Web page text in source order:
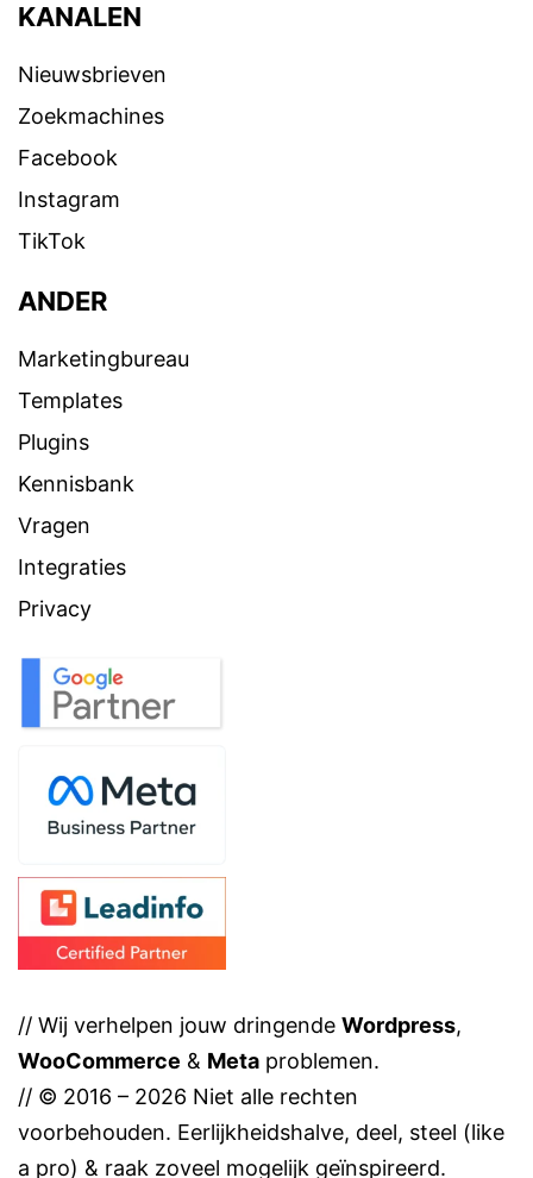
KANALEN
Nieuwsbrieven
Zoekmachines
Facebook
Instagram
TikTok
ANDER
Marketingbureau
Templates
Plugins
Kennisbank
Vragen
Integraties
Privacy
// Wij verhelpen jouw dringende Wordpress,
WooCommerce & Meta problemen.
// © 2016 – 2026 Niet alle rechten
voorbehouden. Eerlijkheidshalve, deel, steel (like
a pro) & raak zoveel mogelijk geïnspireerd.